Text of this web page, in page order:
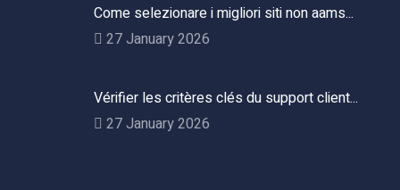
Come selezionare i migliori siti non aams...
27 January 2026
Vérifier les critères clés du support client...
27 January 2026